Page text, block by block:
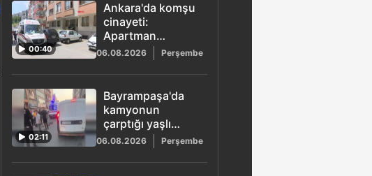
00:40
Ankara'da komşu
cinayeti:
Apartman
yönetici
yardımcısı Ayhan
Koç tabancayla
vurularak
öldürüldü
06.08.2026 Perşembe
02:11
Bayrampaşa'da
kamyonun
çarptığı yaşlı
adam hayatını
kaybetti: Sürücü
gözaltına alındı
06.08.2026 Perşembe